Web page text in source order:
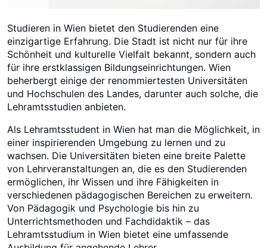
Studieren in Wien bietet den Studierenden eine
einzigartige Erfahrung. Die Stadt ist nicht nur für ihre
Schönheit und kulturelle Vielfalt bekannt, sondern auch
für ihre erstklassigen Bildungseinrichtungen. Wien
beherbergt einige der renommiertesten Universitäten
und Hochschulen des Landes, darunter auch solche, die
Lehramtsstudien anbieten.
Als Lehramtsstudent in Wien hat man die Möglichkeit, in
einer inspirierenden Umgebung zu lernen und zu
wachsen. Die Universitäten bieten eine breite Palette
von Lehrveranstaltungen an, die es den Studierenden
ermöglichen, ihr Wissen und ihre Fähigkeiten in
verschiedenen pädagogischen Bereichen zu erweitern.
Von Pädagogik und Psychologie bis hin zu
Unterrichtsmethoden und Fachdidaktik – das
Lehramtsstudium in Wien bietet eine umfassende